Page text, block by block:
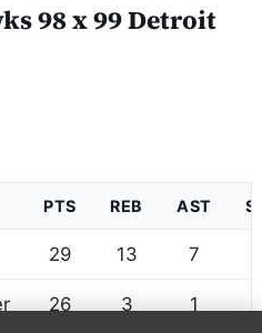
98 x 99 Detroit
PTS REB AST
29 13 7
26 3 1